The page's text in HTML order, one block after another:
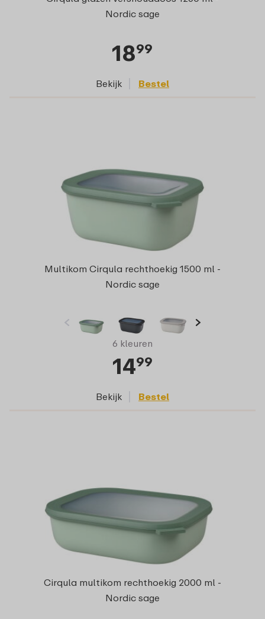
Nordic sage
1899
Bekijk Bestel
Multikom Cirqula rechthoekig 1500 ml -
Nordic sage
6 kleuren
1499
Bekijk Bestel
Cirqula multikom rechthoekig 2000 ml -
Nordic sage